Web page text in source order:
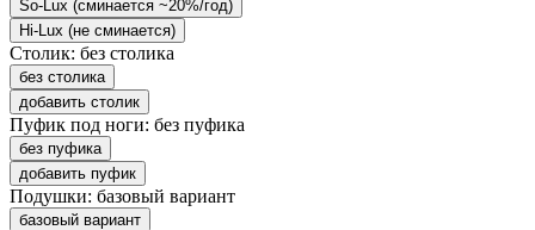
So-Lux (cминается ~20%/год)
Hi-Lux (не сминается)
Столик: без столика
без столика
добавить столик
Пуфик под ноги: без пуфика
без пуфика
добавить пуфик
Подушки: базовый вариант
базовый вариант